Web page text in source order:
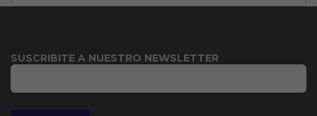
SUSCRIBITE A NUESTRO NEWSLETTER